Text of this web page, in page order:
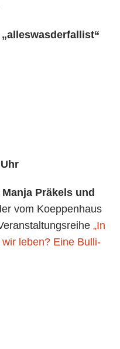
„alleswasderfallist“
Präkels und
vom Koeppenhaus
„In
leben? Eine Bulli-